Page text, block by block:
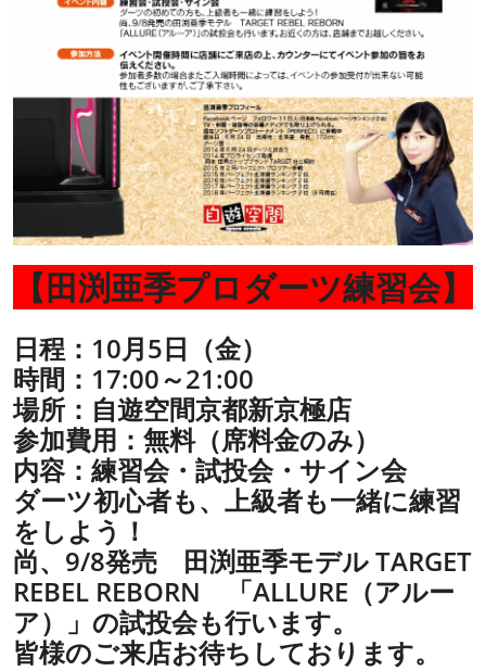
【田渕亜季プロダーツ練習会】
日程：10月5日（金）
時間：17:00～21:00
場所：自遊空間京都新京極店
参加費用：無料（席料金のみ）
内容：練習会・試投会・サイン会
ダーツ初心者も、上級者も一緒に練習
をしよう！
尚、9/8発売 田渕亜季モデル TARGET
REBEL REBORN 「ALLURE（アルー
ア）」の試投会も行います。
皆様のご来店お待ちしております。